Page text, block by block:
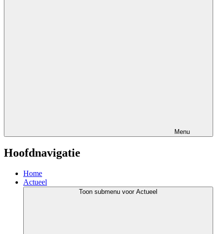
Menu
Hoofdnavigatie
Home
Actueel
Toon submenu voor Actueel